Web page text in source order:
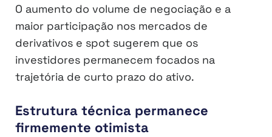
O aumento do volume de negociação e a
maior participação nos mercados de
derivativos e spot sugerem que os
investidores permanecem focados na
trajetória de curto prazo do ativo.
Estrutura técnica permanece
firmemente otimista